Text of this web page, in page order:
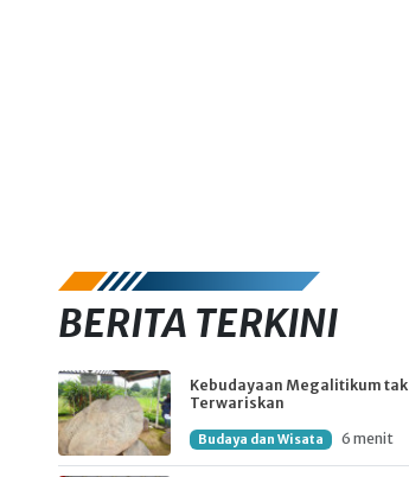
BERITA TERKINI
Kebudayaan Megalitikum tak
Terwariskan
Budaya dan Wisata 6 menit